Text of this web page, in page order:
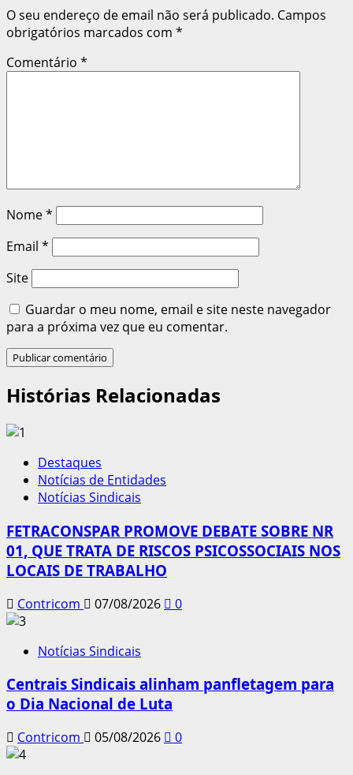
O seu endereço de email não será publicado. Campos
obrigatórios marcados com *
Comentário *
Nome*
Email *
Site
Guardar o meu nome, email e site neste navegador
para a próxima vez que eu comentar.
Histórias Relacionadas
Destaques
Notícias de Entidades
Notícias Sindicais
FETRACONSPAR PROMOVE DEBATE SOBRE NR
01, QUE TRATA DE RISCOS PSICOSSOCIAIS NOS
LOCAIS DE TRABALHO
Contricom 07/08/2026 0
Notícias Sindicais
Centrais Sindicais alinham panfletagem para
o Dia Nacional de Luta
Contricom 05/08/2026 0